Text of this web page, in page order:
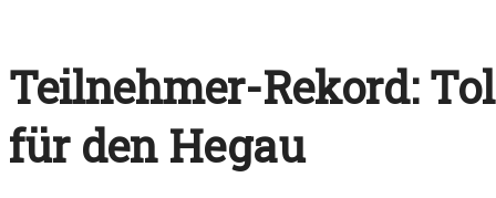
Teilnehmer-Rekord:
für den Hegau